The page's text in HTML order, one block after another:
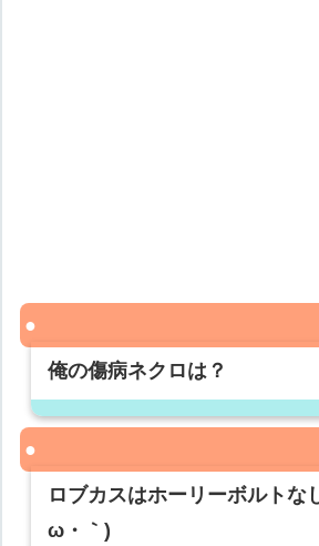
俺の傷病ネクロは？
ロブカスはホーリーボルトな
ω・｀)